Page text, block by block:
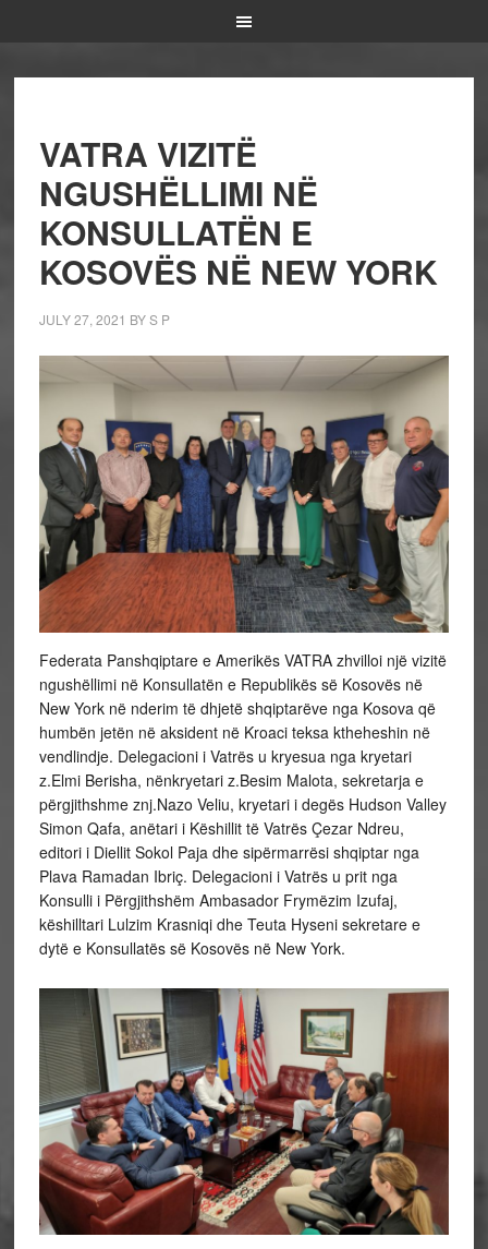
VATRA VIZITË
NGUSHËLLIMI NË
KONSULLATËN E
KOSOVËS NË NEW YORK
JULY 27, 2021 BYS P
Federata Panshqiptare e Amerikës VATRA zhvilloi një vizitë
ngushëllimi në Konsullatën e Republikës së Kosovës në
New York në nderim të dhjetë shqiptarëve nga Kosova që
humbën jetën në aksident në Kroaci teksa ktheheshin në
vendlindje. Delegacioni i Vatrës u kryesua nga kryetari
z.Elmi Berisha, nënkryetari z.Besim Malota, sekretarja e
përgjithshme znj.Nazo Veliu, kryetari i degës Hudson Valley
Simon Qafa, anëtari i Këshillit të Vatrës Çezar Ndreu,
editori i Diellit Sokol Paja dhe sipërmarrësi shqiptar nga
Plava Ramadan Ibriç. Delegacioni i Vatrës u prit nga
Konsulli i Përgjithshëm Ambasador Frymëzim Izufaj,
këshilltari Lulzim Krasniqi dhe Teuta Hyseni sekretare e
dytë e Konsullatës së Kosovës në New York.